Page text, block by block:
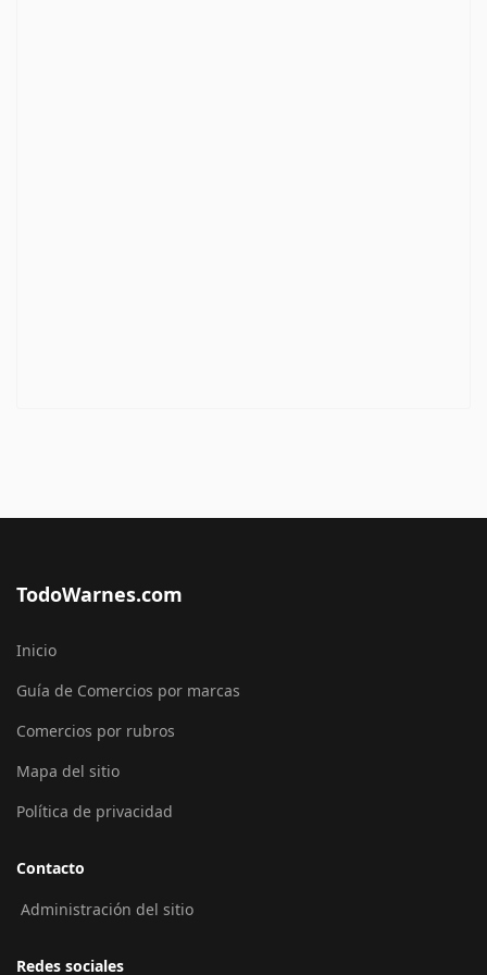
TodoWarnes.com
Inicio
Guía de Comercios por marcas
Comercios por rubros
Mapa del sitio
Política de privacidad
Contacto
Administración del sitio
Redes sociales